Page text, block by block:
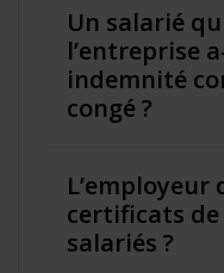
Un salarié
l’entreprise
indemnité
congé ?
certificats de
salariés ?